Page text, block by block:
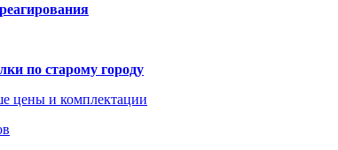
по старому городу
цены и комплектации